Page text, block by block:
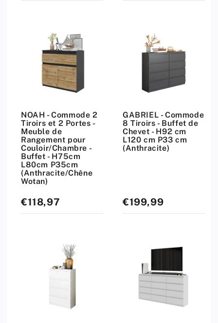
NOAH - Commode 2
Tiroirs et 2 Portes -
Meuble de
Rangement pour
Couloir/Chambre -
Buffet - H75cm
L80cm P35cm
(Anthracite/Chêne
Wotan)
Prix
standard
€118,97
GABRIEL - Commode
8 Tiroirs - Buffet de
Chevet - H92 cm
L120 cm P33 cm
(Anthracite)
Prix
standard
€199,99